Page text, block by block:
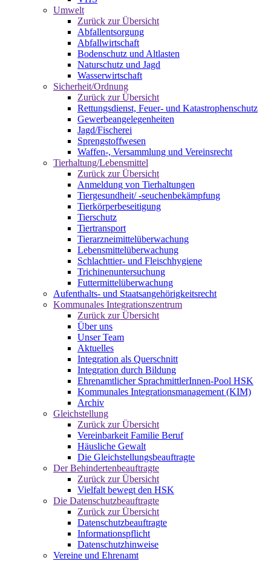
Umwelt
Zurück zur Übersicht
Abfallentsorgung
Abfallwirtschaft
Bodenschutz und Altlasten
Naturschutz und Jagd
Wasserwirtschaft
Sicherheit/Ordnung
Zurück zur Übersicht
Rettungsdienst, Feuer- und Katastrophenschutz
Gewerbeangelegenheiten
Jagd/Fischerei
Sprengstoffwesen
Waffen-, Versammlung und Vereinsrecht
Tierhaltung/Lebensmittel
Zurück zur Übersicht
Anmeldung von Tierhaltungen
Tiergesundheit/ -seuchenbekämpfung
Tierkörperbeseitigung
Tierschutz
Tiertransport
Tierarzneimittelüberwachung
Lebensmittelüberwachung
Schlachttier- und Fleischhygiene
Trichinenuntersuchung
Futtermittelüberwachung
Aufenthalts- und Staatsangehörigkeitsrecht
Kommunales Integrationszentrum
Zurück zur Übersicht
Über uns
Unser Team
Aktuelles
Integration als Querschnitt
Integration durch Bildung
Ehrenamtlicher SprachmittlerInnen-Pool HSK
Kommunales Integrationsmanagement (KIM)
Archiv
Gleichstellung
Zurück zur Übersicht
Vereinbarkeit Familie Beruf
Häusliche Gewalt
Die Gleichstellungsbeauftragte
Der Behindertenbeauftragte
Zurück zur Übersicht
Vielfalt bewegt den HSK
Die Datenschutzbeauftragte
Zurück zur Übersicht
Datenschutzbeauftragte
Informationspflicht
Datenschutzhinweise
Vereine und Ehrenamt